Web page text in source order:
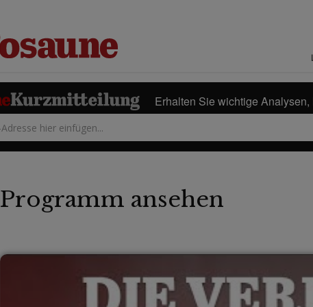
Erhalten Sie wichtige
Programm ansehen